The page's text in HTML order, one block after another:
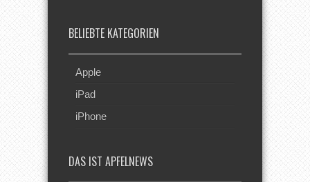
BELIEBTE KATEGORIEN
Apple
iPad
iPhone
DAS IST APFELNEWS